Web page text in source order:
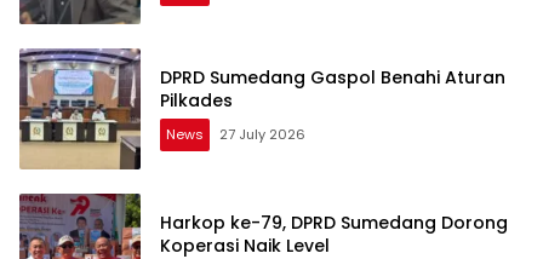
DPRD Sumedang Gaspol Benahi Aturan
Pilkades
News 27 July 2026
Harkop ke-79, DPRD Sumedang Dorong
Koperasi Naik Level